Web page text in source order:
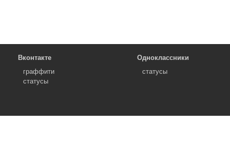
Вконтакте
граффити
статусы
Одноклассники
статусы